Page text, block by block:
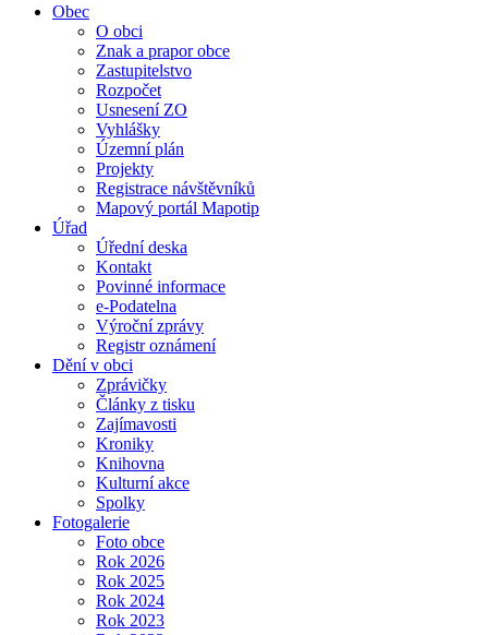
Obec
O obci
Znak a prapor obce
Zastupitelstvo
Rozpočet
Usnesení ZO
Vyhlášky
Územní plán
Projekty
Registrace návštěvníků
Mapový portál Mapotip
Úřad
Úřední deska
Kontakt
Povinné informace
e-Podatelna
Výroční zprávy
Registr oznámení
Dění v obci
Zprávičky
Články z tisku
Zajímavosti
Kroniky
Knihovna
Kulturní akce
Spolky
Fotogalerie
Foto obce
Rok 2026
Rok 2025
Rok 2024
Rok 2023